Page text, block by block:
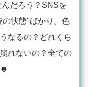
だろう？SNSを
の状態"ばかり。色
なるの？どれくら
れないの？全ての
☻